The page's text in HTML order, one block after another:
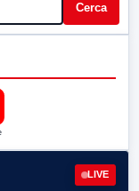
Cerca
LIVE